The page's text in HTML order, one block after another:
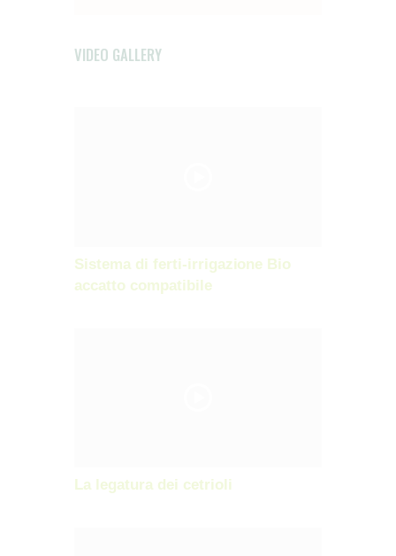
VIDEO GALLERY
Sistema di ferti-irrigazione Bio
accatto compatibile
La legatura dei cetrioli